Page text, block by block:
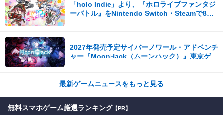
「holo Indie」より、『ホロライブファンタジ
ーバトル』をNintendo Switch・Steamで8月7
2027年発売予定サイバーノワール・アドベンチ
ャー『MoonHack（ムーンハック）』東京ゲー
最新ゲームニュースをもっと見る
無料スマホゲーム厳選ランキング 【PR】